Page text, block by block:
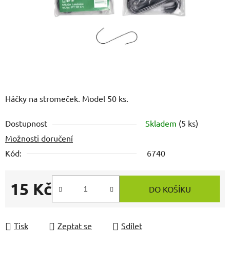
Háčky na stromeček. Model 50 ks.
Dostupnost Skladem (5 ks)
Možnosti doručení
Kód:
6740
15 Kč
Měrná cena:
DO KOŠÍKU
Tisk Zeptat se Sdílet